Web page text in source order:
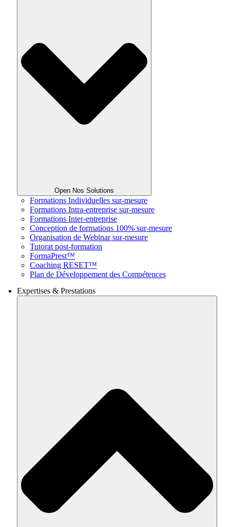
Open Nos Solutions
Formations Individuelles sur-mesure
Formations Intra-entreprise sur-mesure
Formations Inter-entreprise
Conception de formations 100% sur-mesure
Organisation de Webinar sur-mesure
Tutorat post-formation
FormaPrest™
Coaching RESET™
Plan de Développement des Compétences
Expertises & Prestations